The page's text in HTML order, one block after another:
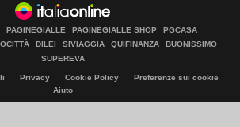
PAGINEGIALLE PAGINEGIALLE SHOP
PGCASA
DILEI SIVIAGGIA QUIFINANZA
BUONISSIMO
SUPEREVA
Privacy Cookie Policy
Preferenze sui cookie
Aiuto